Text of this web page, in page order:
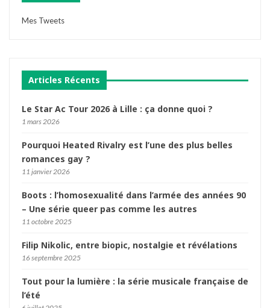
Mes Tweets
Articles Récents
Le Star Ac Tour 2026 à Lille : ça donne quoi ?
1 mars 2026
Pourquoi Heated Rivalry est l’une des plus belles
romances gay ?
11 janvier 2026
Boots : l’homosexualité dans l’armée des années 90
– Une série queer pas comme les autres
11 octobre 2025
Filip Nikolic, entre biopic, nostalgie et révélations
16 septembre 2025
Tout pour la lumière : la série musicale française de
l’été